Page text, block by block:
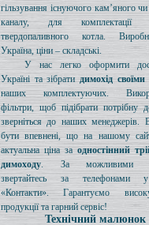
гільзування існуючого кам’яного
каналу, для комплектації
твердопаливного котла.
Україна, ціни – складські.
У нас легко оформити
Україні та зібратидимохід
наших комплектуючих.
фільтри, щоб підібрати потрібну
зверніться до наших менеджерів.
бути впевнені, що на нашому
актуальна ціна заодностінний
димоходу. За можливими
звертайтесь за телефонами
«Контакти». Гарантуємо
продукції та гарний сервіс!
Технічний малюнок